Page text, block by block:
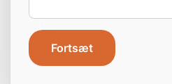
Er du klar til at
Fortsæt